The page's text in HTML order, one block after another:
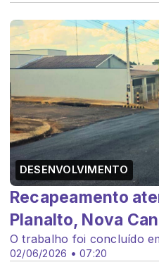
DESENVOLVIMENTO
02/06/2026 • 07:20
Recapeamento
Planalto, Nova
O trabalho foi concluído